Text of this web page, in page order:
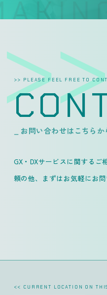
>> PLEASE FEEL FREE TO
_ お問い合わせはこちらか
GX・DXサービスに関する
頼の他、
まずはお気軽にお
<< CURRENT LOCATION ON